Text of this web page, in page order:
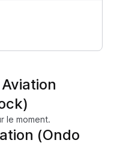
le moment.
(Ondo